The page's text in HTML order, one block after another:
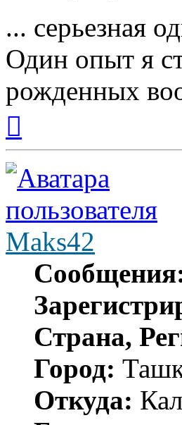
... серьезная
Один опыт я
рожденных
началу
Maks42
Страна,
Город:
Откуда: